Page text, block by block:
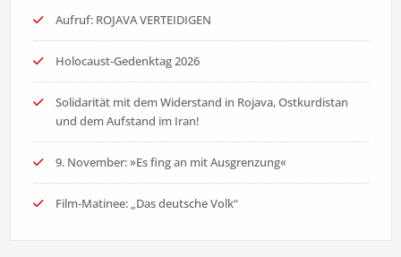
Aufruf: ROJAVA VERTEIDIGEN
Holocaust-Gedenktag 2026
Solidarität mit dem Widerstand in Rojava, Ostkurdistan
und dem Aufstand im Iran!
9. November: »Es fing an mit Ausgrenzung«
Film-Matinee: „Das deutsche Volk“